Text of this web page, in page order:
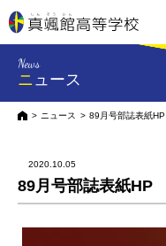
News
ニュース
HOMEニュース 89月号部誌表紙HP
2020.10.05
89月号部誌表紙HP